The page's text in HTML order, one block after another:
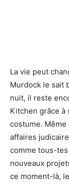
La vie peut
Murdock le sait
nuit, il reste
Kitchen grâce à
costume. Même
affaires
comme tous-
nouveaux
ce moment-là,